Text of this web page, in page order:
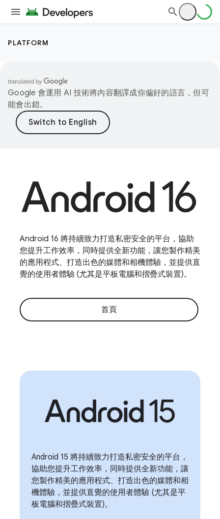
PLATFORM
Google 會運用 AI 技術將內容翻譯成你偏好的語言，但可
能會出錯。
Android 16 將持續致力打造私密安全的平台，協助
您提升工作效率，同時提供全新功能，讓您製作精美
的應用程式、打造出色的媒體和相機體驗，並提供直
覺的使用者體驗 (尤其是平板電腦和摺疊式裝置)。
首頁
Android 15 將持續致力打造私密安全的平台，
協助您提升工作效率，同時提供全新功能，讓
您製作精美的應用程式、打造出色的媒體和相
機體驗，並提供直覺的使用者體驗 (尤其是平
板電腦和摺疊式裝置)。